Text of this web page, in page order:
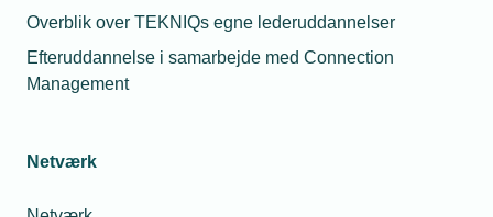
Overblik over TEKNIQs egne lederuddannelser
Efteruddannelse i samarbejde med Connection
Management
Netværk
11. apr. 2024
VE-installatører ser
Presseansvarlig
Telefon:
Tlf. 77 42 42 27